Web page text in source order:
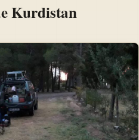
Kurdistan